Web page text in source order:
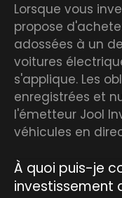
Lorsque vous
propose
adossées à un
voitures
s'applique. Les
enregistrées et
l'émetteur Jool
véhicules en
À quoi puis-je
investissement